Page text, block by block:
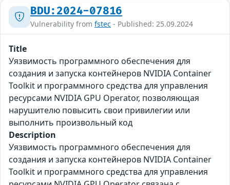
BDU:2024-07816
Vulnerability from fstec - Published: 25.09.2024
Title
Уязвимость программного обеспечения для
создания и запуска контейнеров NVIDIA Container
Toolkit и программного средства для управления
ресурсами NVIDIA GPU Operator, позволяющая
нарушителю повысить свои привилегии или
выполнить произвольный код
Description
Уязвимость программного обеспечения для
создания и запуска контейнеров NVIDIA Container
Toolkit и программного средства для управления